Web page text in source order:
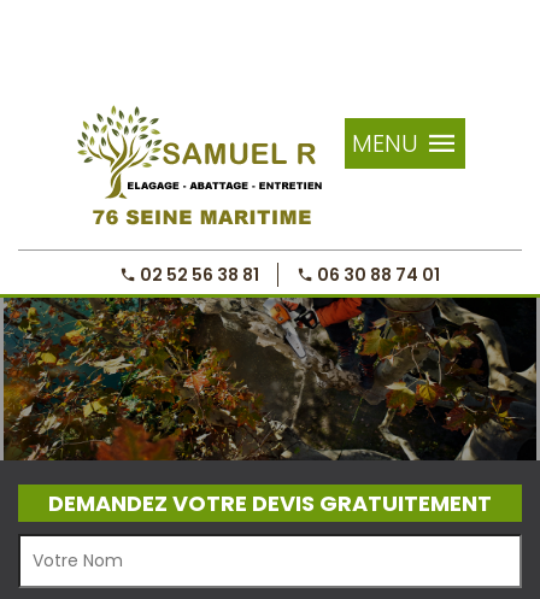
MENU
02 52 56 38 81 06 30 88 74 01
DEMANDEZ VOTRE DEVIS GRATUITEMENT